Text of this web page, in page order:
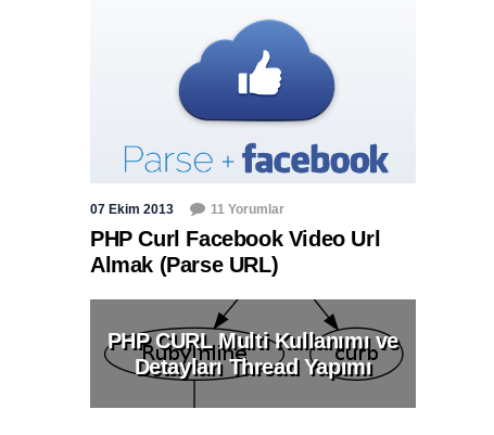
07 Ekim 2013 11 Yorumlar
PHP Curl Facebook Video Url
Almak (Parse URL)
PHP CURL Multi Kullanımı ve
Detayları Thread Yapımı